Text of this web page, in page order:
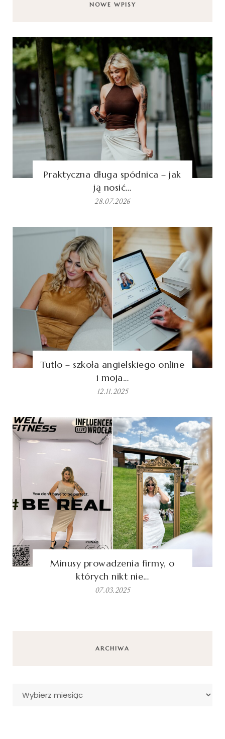
NOWE WPISY
Praktyczna długa spódnica – jak
ją nosić…
28.07.2026
Tutlo – szkoła angielskiego online
i moja…
12.11.2025
Minusy prowadzenia firmy, o
których nikt nie…
07.03.2025
ARCHIWA